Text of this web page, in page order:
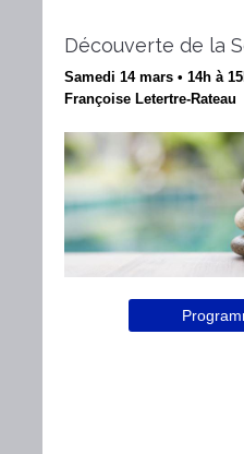
Découverte de la
Samedi 14 mars • 14h à
Françoise Letertre-Rateau